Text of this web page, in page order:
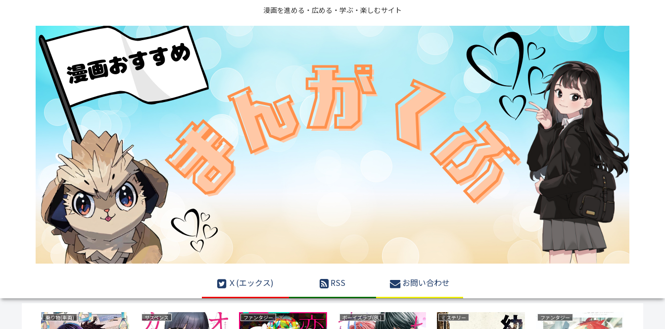
漫画を進める・広める・学ぶ・楽しむサイト
Ｘ(エックス) RSS お問い合わせ
復讐 ラブコメ サバイバルホラー 育児・子育て いじめ ファンタジー